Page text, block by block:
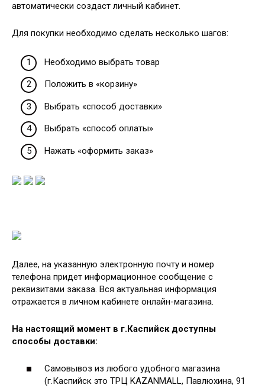
автоматически создаст личный кабинет.
Для покупки необходимо сделать несколько шагов:
Необходимо выбрать товар
Положить в «корзину»
Выбрать «способ доставки»
Выбрать «способ оплаты»
Нажать «оформить заказ»
Далее, на указанную электронную почту и номер
телефона придет информационное сообщение с
реквизитами заказа. Вся актуальная информация
отражается в личном кабинете онлайн-магазина.
На настоящий момент в г.Каспийск доступны
способы доставки:
Самовывоз из любого удобного магазина
(г.Каспийск это ТРЦ KAZANMALL, Павлюхина, 91